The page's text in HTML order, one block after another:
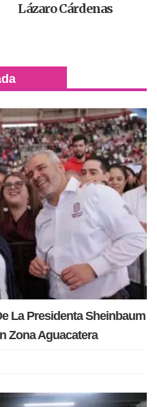
Lázaro Cárdenas
La Presidenta Sheinbaum
Zona Aguacatera